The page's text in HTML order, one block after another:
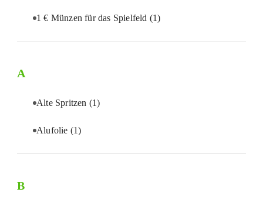
1 € Münzen für das Spielfeld (1)
A
Alte Spritzen (1)
Alufolie (1)
B